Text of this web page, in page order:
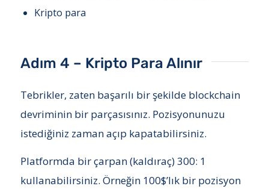
Kripto para
Adım 4 – Kripto Para Alınır
Tebrikler, zaten başarılı bir şekilde blockchain
devriminin bir parçasısınız. Pozisyonunuzu
istediğiniz zaman açıp kapatabilirsiniz.
Platformda bir çarpan (kaldıraç) 300: 1
kullanabilirsiniz. Örneğin 100$’lık bir pozisyon